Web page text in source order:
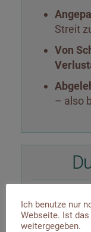
Streit
Von
– also
Ich benutze nur
Webseite. Ist
weitergegeben.